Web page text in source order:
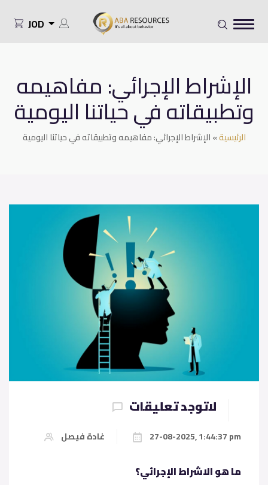
JOD
الإشراط الإجرائي: مفاهيمه
وتطبيقاته في حياتنا اليومية
الرئيسية»الإشراط الإجرائي: مفاهيمه وتطبيقاته في حياتنا اليومية
لاتوجد تعليقات
غادة فيصل 27-08-2025, 1:44:37 pm
ما هو الاشراط الإجرائي؟